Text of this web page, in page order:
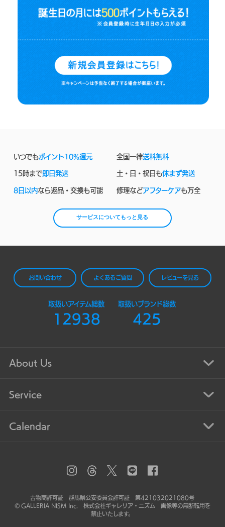
いつでもポイント10%還元 全国一律送料無料
15時まで即日発送 土・日・祝日も休まず発送
8日以内なら返品・交換も可能 修理などアフターケアも万全
サービスについてもっと見る
お問い合わせ よくあるご質問 レビューを見る
取扱いアイテム総数
12938
取扱いブランド総数
425
About Us
Service
Calendar
古物商許可証 群馬県公安委員会許可証 第421032021080号
© GALLERIA NISM Inc. 株式会社ギャレリア・ニズム 画像等の無断転用を
禁止いたします。